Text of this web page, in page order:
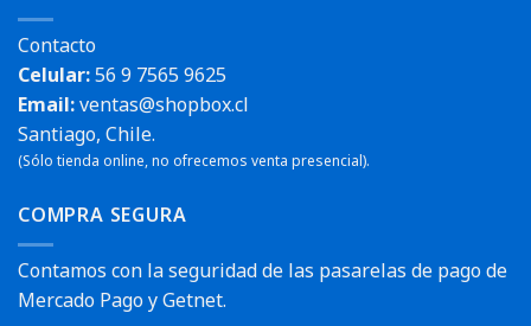
Contacto
Celular:56 9 7565 9625
Email:ventas@shopbox.cl
Santiago, Chile.
(Sólo tienda online, no ofrecemos venta presencial).
COMPRA SEGURA
Contamos con la seguridad de las pasarelas de pago de
Mercado Pago y Getnet.